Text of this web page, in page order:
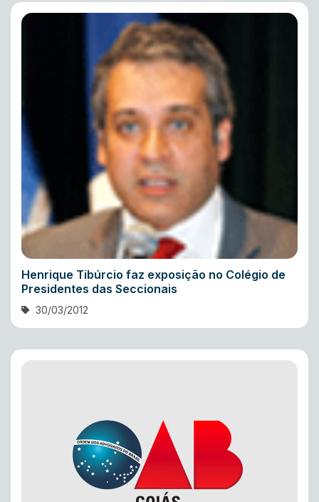
Henrique Tibúrcio faz exposição no Colégio de
Presidentes das Seccionais
30/03/2012